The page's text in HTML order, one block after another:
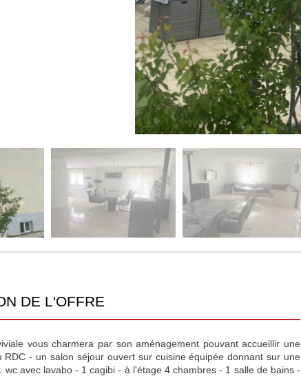
DE L'OFFRE
vous charmera par son aménagement pouvant accueillir une
RDC - un salon séjour ouvert sur cuisine équipée donnant sur une
wc avec lavabo - 1 cagibi - à l'étage 4 chambres - 1 salle de bains -